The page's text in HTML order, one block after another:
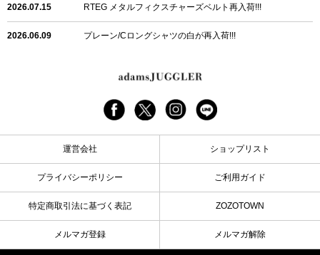
2026.07.15 RTEG メタルフィクスチャーズベルト再入荷!!!
2026.06.09 プレーン/Cロングシャツの白が再入荷!!!
24/フリンジデニムロングパンツ再入荷!!!
G/グレーペイントデニムロングパンツ再入荷!!!
2026.04.23 I.W.D.Rデニムロングパンツ再入荷!!!
2026.04.23 ケミカルブラックデニムロングパンツ再入荷!!!
RTEG R.S&Dデニムロングパンツ再入荷!!!
運営会社 ショップリスト
プライバシーポリシー ご利用ガイド
特定商取引法に基づく表記 ZOZOTOWN
メルマガ登録 メルマガ解除